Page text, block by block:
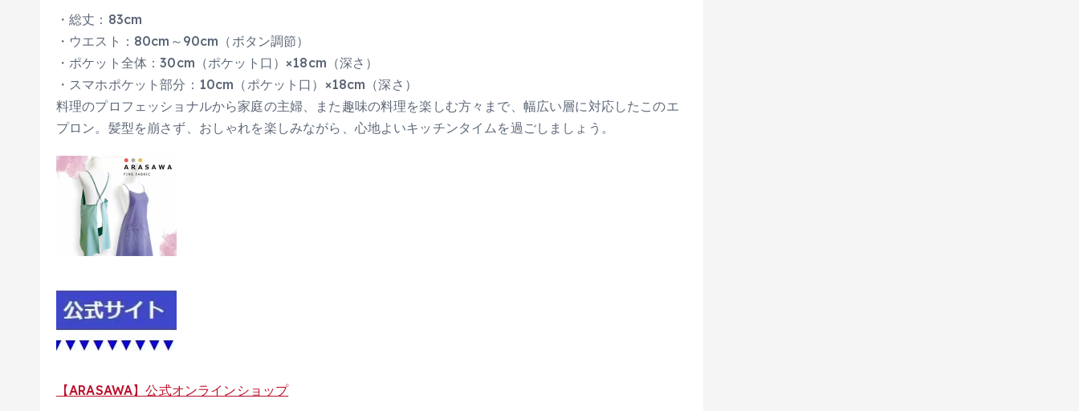
・総丈：83cm
・ウエスト：80cm～90cm（ボタン調節）
・ポケット全体：30cm（ポケット口）×18cm（深さ）
・スマホポケット部分：10cm（ポケット口）×18cm（深さ）
料理のプロフェッショナルから家庭の主婦、また趣味の料理を楽しむ方々まで、幅広い層に対応したこのエ
プロン。髪型を崩さず、おしゃれを楽しみながら、心地よいキッチンタイムを過ごしましょう。
【ARASAWA】公式オンラインショップ